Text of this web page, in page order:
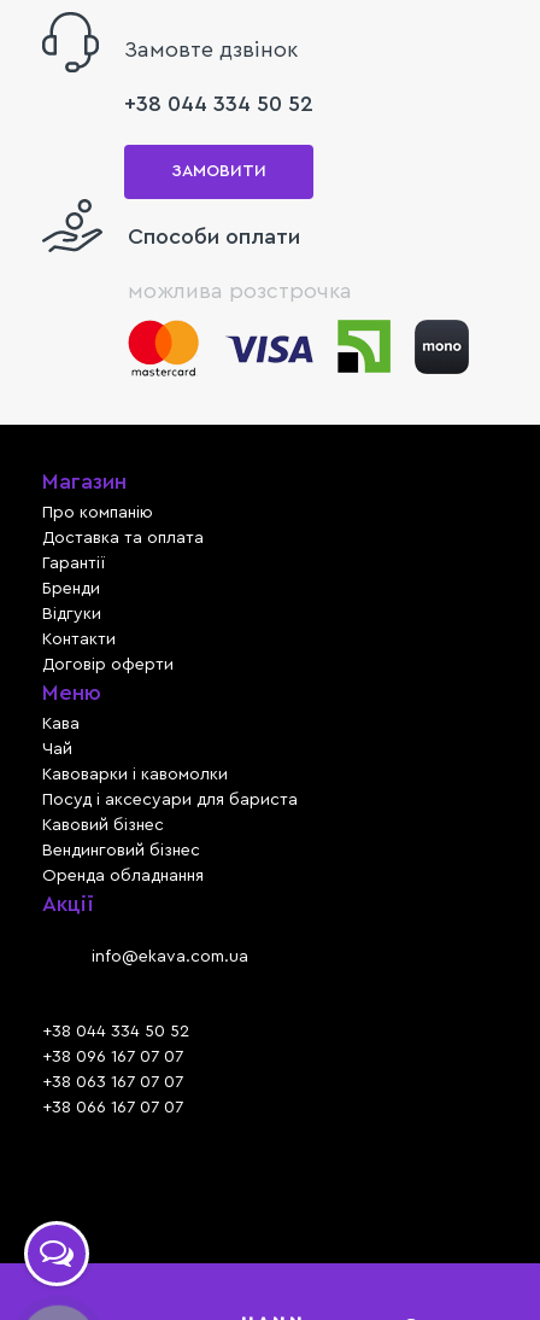
Замовте дзвінок
+38 044 334 50 52
ЗАМОВИТИ
Способи оплати
можлива розстрочка
Магазин
Про компанію
Доставка та оплата
Гарантії
Бренди
Відгуки
Контакти
Договір оферти
Меню
Кава
Чай
Кавоварки і кавомолки
Посуд і аксесуари для бариста
Кавовий бізнес
Вендинговий бізнес
Оренда обладнання
Акції
info@ekava.com.ua
+38 044 334 50 52
+38 096 167 07 07
+38 063 167 07 07
+38 066 167 07 07